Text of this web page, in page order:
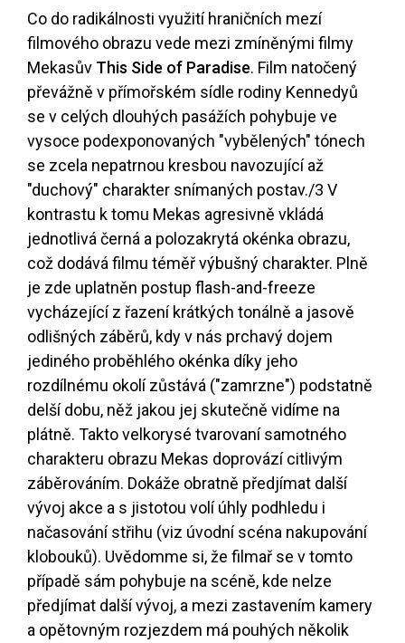
Co do radikálnosti využití hraničních mezí
filmového obrazu vede mezi zmíněnými filmy
Mekasův This Side of Paradise. Film natočený
převážně v přímořském sídle rodiny Kennedyů
se v celých dlouhých pasážích pohybuje ve
vysoce podexponovaných "vybělených" tónech
se zcela nepatrnou kresbou navozující až
"duchový" charakter snímaných postav./3 V
kontrastu k tomu Mekas agresivně vkládá
jednotlivá černá a polozakrytá okénka obrazu,
což dodává filmu téměř výbušný charakter. Plně
je zde uplatněn postup flash-and-freeze
vycházející z řazení krátkých tonálně a jasově
odlišných záběrů, kdy v nás prchavý dojem
jediného proběhlého okénka díky jeho
rozdílnému okolí zůstává ("zamrzne") podstatně
delší dobu, něž jakou jej skutečně vidíme na
plátně. Takto velkorysé tvarovaní samotného
charakteru obrazu Mekas doprovází citlivým
záběrováním. Dokáže obratně předjímat další
vývoj akce a s jistotou volí úhly podhledu i
načasování střihu (viz úvodní scéna nakupování
klobouků). Uvědomme si, že filmař se v tomto
případě sám pohybuje na scéně, kde nelze
předjímat další vývoj, a mezi zastavením kamery
a opětovným rozjezdem má pouhých několik